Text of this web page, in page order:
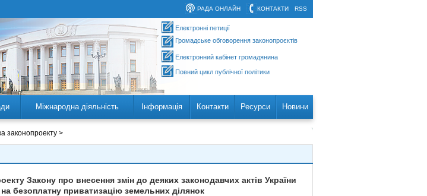
RSS
КОНТАКТИ
РАДА ОНЛАЙН
Електронні петиції
Громадське обговорення законопроєктів
Електронний кабінет громадянина
Повний цикл публічної політики
Міжнародна діяльність Інформація Контакти Ресурси Новини
законопроекту >
Закону про внесення змін до деяких законодавчих актів України
безоплатну приватизацію земельних ділянок